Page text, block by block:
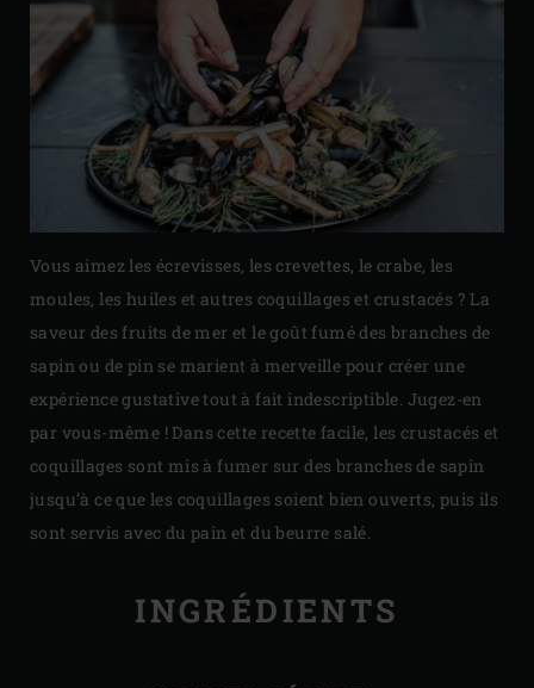
Vous aimez les écrevisses, les crevettes, le crabe, les
moules, les huiles et autres coquillages et crustacés ? La
saveur des fruits de mer et le goût fumé des branches de
sapin ou de pin se marient à merveille pour créer une
expérience gustative tout à fait indescriptible. Jugez-en
par vous-même ! Dans cette recette facile, les crustacés et
coquillages sont mis à fumer sur des branches de sapin
jusqu’à ce que les coquillages soient bien ouverts, puis ils
sont servis avec du pain et du beurre salé.
INGRÉDIENTS